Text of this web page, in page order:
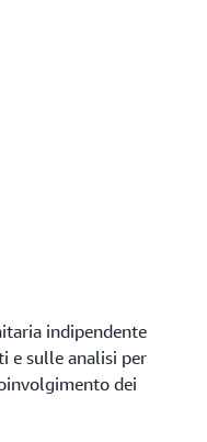
indipendente
e sulle analisi per
dei